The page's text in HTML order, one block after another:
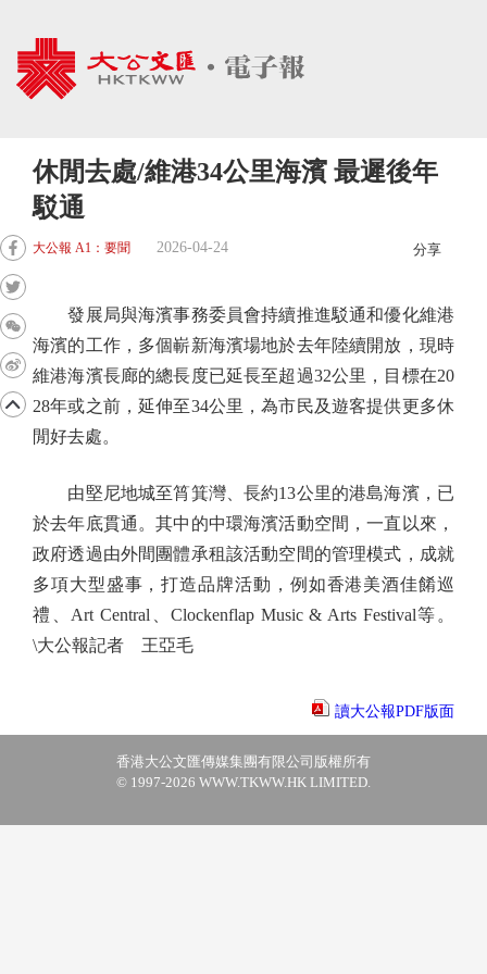
休閒去處/維港34公里海濱 最遲後年
駁通
大公報 A1：要聞 2026-04-24 分享
發展局與海濱事務委員會持續推進駁通和優化維港
海濱的工作，多個嶄新海濱場地於去年陸續開放，現時
維港海濱長廊的總長度已延長至超過32公里，目標在20
28年或之前，延伸至34公里，為市民及遊客提供更多休
閒好去處。
由堅尼地城至筲箕灣、長約13公里的港島海濱，已
於去年底貫通。其中的中環海濱活動空間，一直以來，
政府透過由外間團體承租該活動空間的管理模式，成就
多項大型盛事，打造品牌活動，例如香港美酒佳餚巡
禮、Art Central、Clockenflap Music & Arts Festival等。
\大公報記者 王亞毛
讀大公報PDF版面
香港大公文匯傳媒集團有限公司版權所有
© 1997-2026 WWW.TKWW.HK LIMITED.